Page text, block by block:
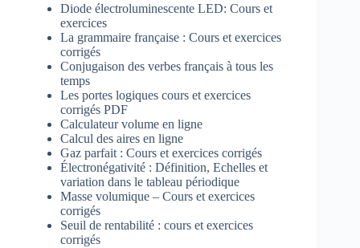
Diode électroluminescente LED: Cours et
exercices
La grammaire française : Cours et exercices
corrigés
Conjugaison des verbes français à tous les
temps
Les portes logiques cours et exercices
corrigés PDF
Calculateur volume en ligne
Calcul des aires en ligne
Gaz parfait : Cours et exercices corrigés
Électronégativité : Définition, Echelles et
variation dans le tableau périodique
Masse volumique – Cours et exercices
corrigés
Seuil de rentabilité : cours et exercices
corrigés